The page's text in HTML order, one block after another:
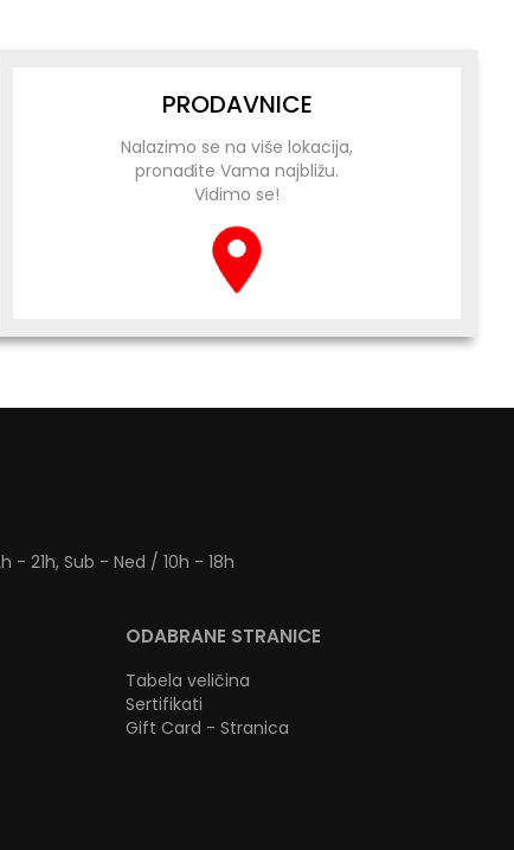
PRODAVNICE
Nalazimo se na više lokacija,
pronađite Vama najbližu.
Vidimo se!
- 21h, Sub - Ned / 10h - 18h
ODABRANE STRANICE
Tabela veličina
Sertifikati
Gift Card - Stranica